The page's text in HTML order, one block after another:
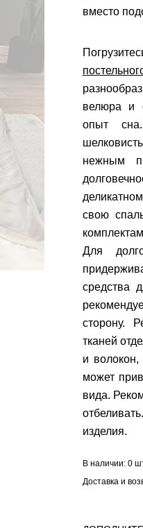
вместо
велюра и
опыт сна.
нежным
свою
Для
средства
сторону.
тканей
и
может
вида.
изделия.
В наличии: 0
Доставка и